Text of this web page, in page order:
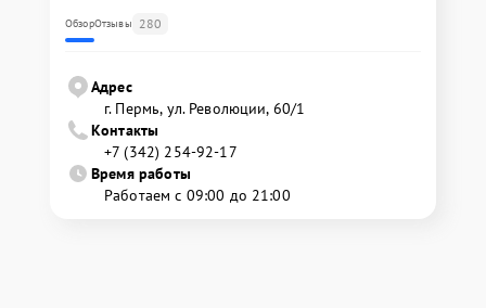
ОбзорОтзывы 280
Адрес
г. Пермь, ул. ​Революции, 60/1
Контакты
+7 (342) 254-92-17
Время работы
Работаем с 09:00 до 21:00